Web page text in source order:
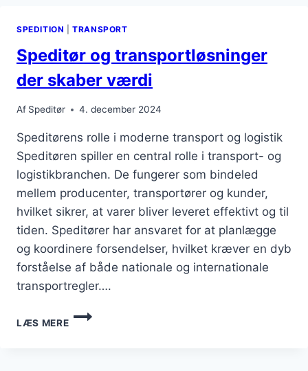
SPEDITION |TRANSPORT
Speditør og transportløsninger
der skaber værdi
Af Speditør 4. december 2024
Speditørens rolle i moderne transport og logistik
Speditøren spiller en central rolle i transport- og
logistikbranchen. De fungerer som bindeled
mellem producenter, transportører og kunder,
hvilket sikrer, at varer bliver leveret effektivt og til
tiden. Speditører har ansvaret for at planlægge
og koordinere forsendelser, hvilket kræver en dyb
forståelse af både nationale og internationale
transportregler….
LÆS MERE
SPEDITØR
OG